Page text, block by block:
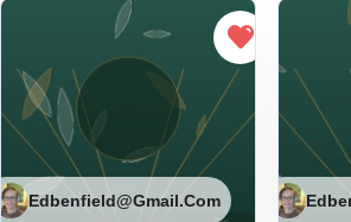
Edbenfield@gmail.com